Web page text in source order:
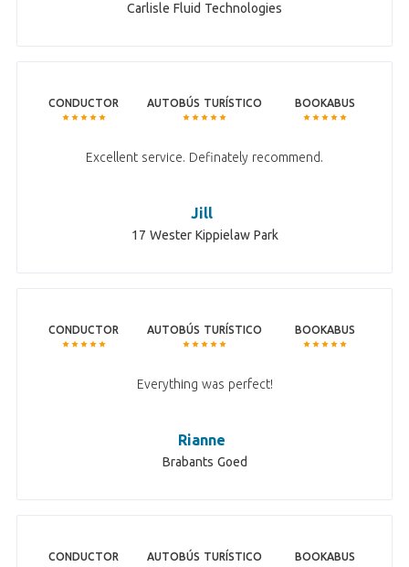
Carlisle Fluid Technologies
CONDUCTOR AUTOBÚS TURÍSTICO BOOKABUS
Excellent service. Definately recommend.
Jill
17 Wester Kippielaw Park
CONDUCTOR AUTOBÚS TURÍSTICO BOOKABUS
Everything was perfect!
Rianne
Brabants Goed
CONDUCTOR AUTOBÚS TURÍSTICO BOOKABUS